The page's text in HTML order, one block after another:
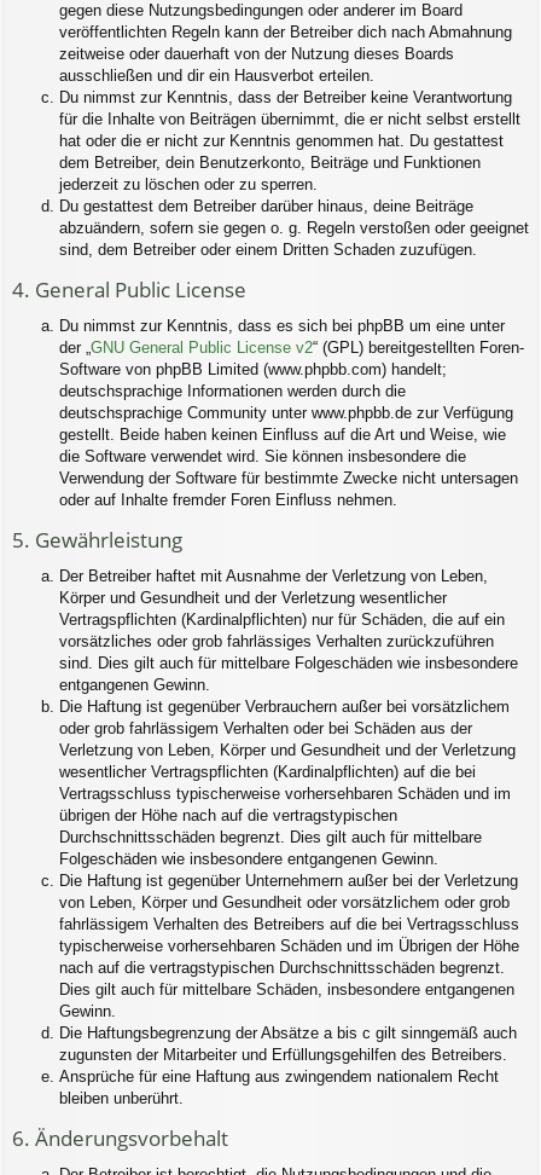
gegen diese Nutzungsbedingungen oder anderer im Board
veröffentlichten Regeln kann der Betreiber dich nach Abmahnung
zeitweise oder dauerhaft von der Nutzung dieses Boards
ausschließen und dir ein Hausverbot erteilen.
Du nimmst zur Kenntnis, dass der Betreiber keine Verantwortung
für die Inhalte von Beiträgen übernimmt, die er nicht selbst erstellt
hat oder die er nicht zur Kenntnis genommen hat. Du gestattest
dem Betreiber, dein Benutzerkonto, Beiträge und Funktionen
jederzeit zu löschen oder zu sperren.
Du gestattest dem Betreiber darüber hinaus, deine Beiträge
abzuändern, sofern sie gegen o. g. Regeln verstoßen oder geeignet
sind, dem Betreiber oder einem Dritten Schaden zuzufügen.
4. General Public License
Du nimmst zur Kenntnis, dass es sich bei phpBB um eine unter
der „GNU General Public License v2“ (GPL) bereitgestellten Foren-
Software von phpBB Limited (www.phpbb.com) handelt;
deutschsprachige Informationen werden durch die
deutschsprachige Community unter www.phpbb.de zur Verfügung
gestellt. Beide haben keinen Einfluss auf die Art und Weise, wie
die Software verwendet wird. Sie können insbesondere die
Verwendung der Software für bestimmte Zwecke nicht untersagen
oder auf Inhalte fremder Foren Einfluss nehmen.
5. Gewährleistung
Der Betreiber haftet mit Ausnahme der Verletzung von Leben,
Körper und Gesundheit und der Verletzung wesentlicher
Vertragspflichten (Kardinalpflichten) nur für Schäden, die auf ein
vorsätzliches oder grob fahrlässiges Verhalten zurückzuführen
sind. Dies gilt auch für mittelbare Folgeschäden wie insbesondere
entgangenen Gewinn.
Die Haftung ist gegenüber Verbrauchern außer bei vorsätzlichem
oder grob fahrlässigem Verhalten oder bei Schäden aus der
Verletzung von Leben, Körper und Gesundheit und der Verletzung
wesentlicher Vertragspflichten (Kardinalpflichten) auf die bei
Vertragsschluss typischerweise vorhersehbaren Schäden und im
übrigen der Höhe nach auf die vertragstypischen
Durchschnittsschäden begrenzt. Dies gilt auch für mittelbare
Folgeschäden wie insbesondere entgangenen Gewinn.
Die Haftung ist gegenüber Unternehmern außer bei der Verletzung
von Leben, Körper und Gesundheit oder vorsätzlichem oder grob
fahrlässigem Verhalten des Betreibers auf die bei Vertragsschluss
typischerweise vorhersehbaren Schäden und im Übrigen der Höhe
nach auf die vertragstypischen Durchschnittsschäden begrenzt.
Dies gilt auch für mittelbare Schäden, insbesondere entgangenen
Gewinn.
Die Haftungsbegrenzung der Absätze a bis c gilt sinngemäß auch
zugunsten der Mitarbeiter und Erfüllungsgehilfen des Betreibers.
Ansprüche für eine Haftung aus zwingendem nationalem Recht
bleiben unberührt.
6. Änderungsvorbehalt